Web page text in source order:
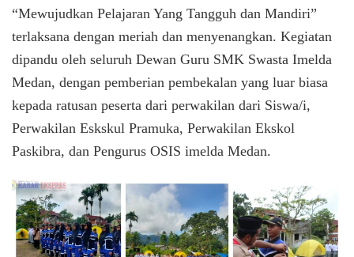
“Mewujudkan Pelajaran Yang Tangguh dan Mandiri”
terlaksana dengan meriah dan menyenangkan. Kegiatan
dipandu oleh seluruh Dewan Guru SMK Swasta Imelda
Medan, dengan pemberian pembekalan yang luar biasa
kepada ratusan peserta dari perwakilan dari Siswa/i,
Perwakilan Eskskul Pramuka, Perwakilan Ekskol
Paskibra, dan Pengurus OSIS imelda Medan.